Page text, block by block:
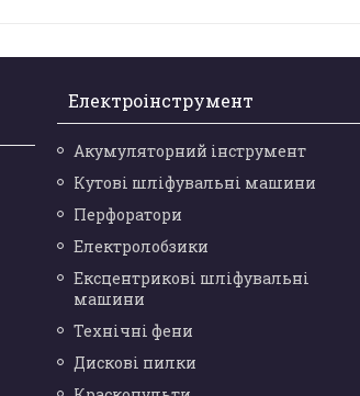
Електроінструмент
Акумуляторний інструмент
Кутові шліфувальні машини
Перфоратори
Електролобзики
Ексцентрикові шліфувальні
машини
Технічні фени
Дискові пилки